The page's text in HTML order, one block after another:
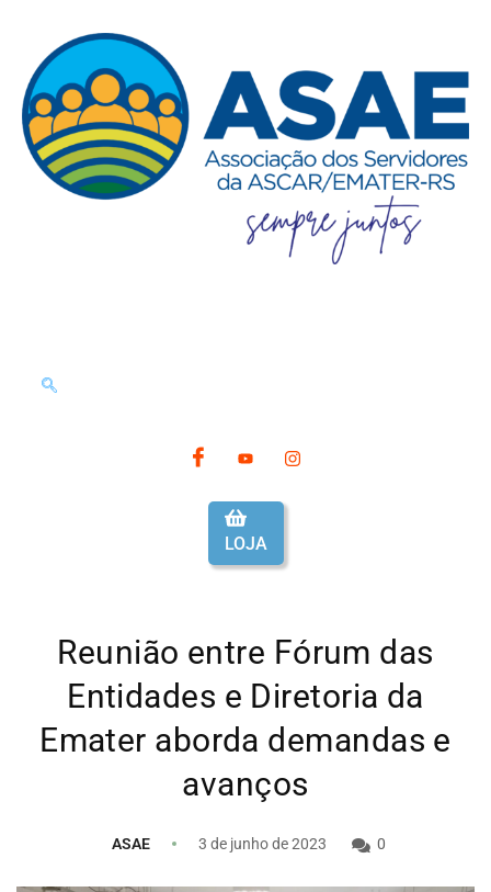
LOJA
Reunião entre Fórum das
Entidades e Diretoria da
Emater aborda demandas e
avanços
ASAE 3 de junho de 2023 0